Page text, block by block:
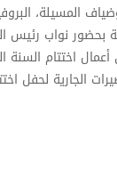
المسيلة،
بحضور نواب رئيس
اختتام السنة
الجارية لحفل